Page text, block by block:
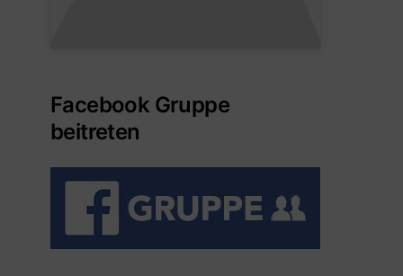
Facebook Gruppe
beitreten